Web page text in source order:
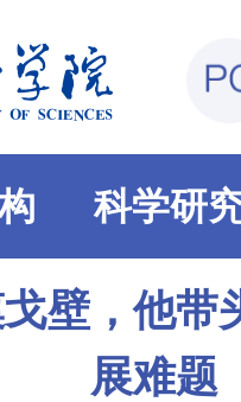
科学研
壁，他带
展难题